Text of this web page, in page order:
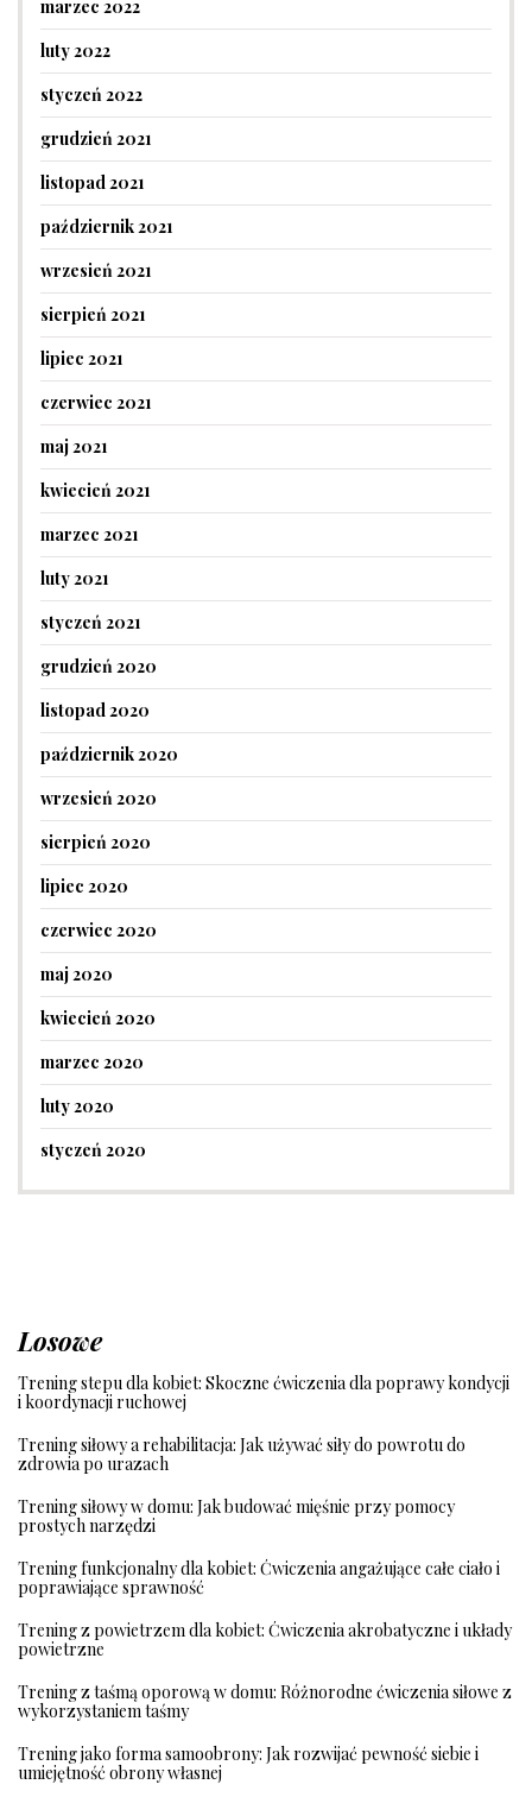
marzec 2022
luty 2022
styczeń 2022
grudzień 2021
listopad 2021
październik 2021
wrzesień 2021
sierpień 2021
lipiec 2021
czerwiec 2021
maj 2021
kwiecień 2021
marzec 2021
luty 2021
styczeń 2021
grudzień 2020
listopad 2020
październik 2020
wrzesień 2020
sierpień 2020
lipiec 2020
czerwiec 2020
maj 2020
kwiecień 2020
marzec 2020
luty 2020
styczeń 2020
Losowe
Trening stepu dla kobiet: Skoczne ćwiczenia dla poprawy kondycji
i koordynacji ruchowej
Trening siłowy a rehabilitacja: Jak używać siły do powrotu do
zdrowia po urazach
Trening siłowy w domu: Jak budować mięśnie przy pomocy
prostych narzędzi
Trening funkcjonalny dla kobiet: Ćwiczenia angażujące całe ciało i
poprawiające sprawność
Trening z powietrzem dla kobiet: Ćwiczenia akrobatyczne i układy
powietrzne
Trening z taśmą oporową w domu: Różnorodne ćwiczenia siłowe z
wykorzystaniem taśmy
Trening jako forma samoobrony: Jak rozwijać pewność siebie i
umiejętność obrony własnej